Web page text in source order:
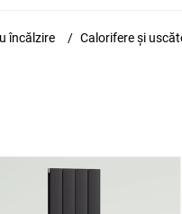
încălzire Calorifere și